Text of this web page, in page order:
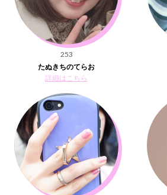
253
たぬきちのてらお
詳細はこちら